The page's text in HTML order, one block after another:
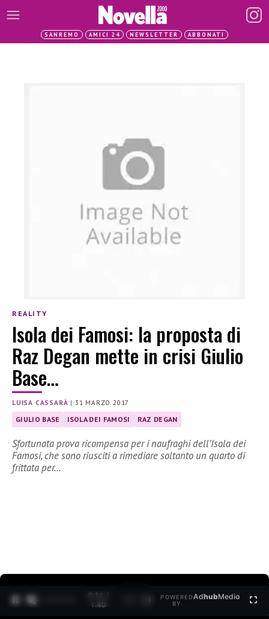
SANREMO AMICI 24 NEWSLETTER ABBONATI
REALITY
Isola dei Famosi: la proposta di
Raz Degan mette in crisi Giulio
Base…
LUISA CASSARÀ | 31 MARZO 2017
GIULIO BASE ISOLA DEI FAMOSI RAZ DEGAN
Sfortunata prova ricompensa per i naufraghi dell’Isola dei
Famosi, che sono riusciti a rimediare soltanto un quarto di
frittata per…
0:15 /
1:40
POWERED
BY
AdhubMedia